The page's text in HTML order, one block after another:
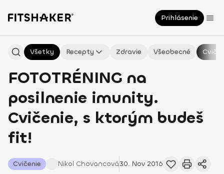
Prihlásenie
Všetky Recepty Zdravie Všeobecné
FOTOTRÉNING na
posilnenie imunity.
Cvičenie, s ktorým budeš
fit!
Cvičenie Nikol Chovancová30. Nov 2016